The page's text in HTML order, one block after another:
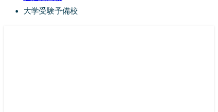
大学受験予備校